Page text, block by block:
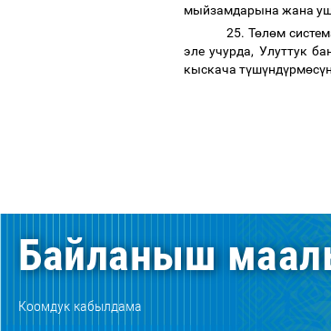
мыйзамдарына жана
25. Төлөм
эле учурда, Улуттук
кыскача түшүндүрмөсү
Байланыш
Коомдук кабылдама